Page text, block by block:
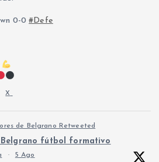
0-0#Defe
X
de Belgrano Retweeted
Belgrano fútbol formativo
· 5 Ago